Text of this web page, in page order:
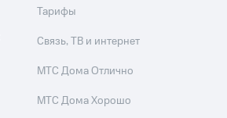
Тарифы
Связь, ТВ и интернет
МТС Дома Отлично
МТС Дома Хорошо